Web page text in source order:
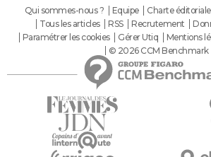
Qui sommes-nous ? Equipe Charte éditoriale
Tous les articles
RSS Recrutement
Paramétrer les cookies
Gérer Utiq Mentions
© 2026 CCM Benchmark